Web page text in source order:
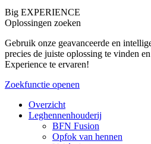
Big EXPERIENCE
Oplossingen zoeken
Gebruik onze geavanceerde en
precies de juiste oplossing te vinden
Experience te ervaren!
Zoekfunctie openen
Overzicht
Leghennenhouderij
BFN Fusion
Opfok van hennen